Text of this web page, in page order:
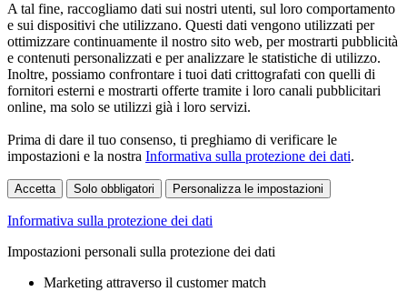
A tal fine, raccogliamo dati sui nostri utenti, sul loro comportamento
e sui dispositivi che utilizzano. Questi dati vengono utilizzati per
ottimizzare continuamente il nostro sito web, per mostrarti pubblicità
e contenuti personalizzati e per analizzare le statistiche di utilizzo.
Inoltre, possiamo confrontare i tuoi dati crittografati con quelli di
fornitori esterni e mostrarti offerte tramite i loro canali pubblicitari
online, ma solo se utilizzi già i loro servizi.
Prima di dare il tuo consenso, ti preghiamo di verificare le
impostazioni e la nostra Informativa sulla protezione dei dati.
Accetta Solo obbligatori Personalizza le impostazioni
Informativa sulla protezione dei dati
Impostazioni personali sulla protezione dei dati
Marketing attraverso il customer match